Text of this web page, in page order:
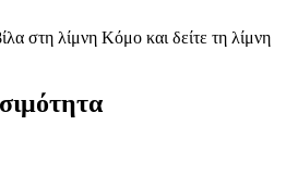
στη λίμνη Κόμο και δείτε τη λίμνη